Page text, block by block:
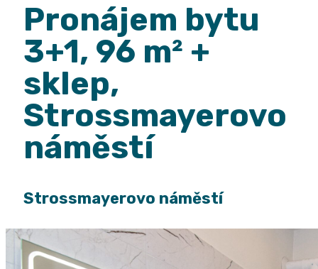
Pronájem bytu
3+1, 96 m² +
sklep,
Strossmayerovo
náměstí
Strossmayerovo náměstí